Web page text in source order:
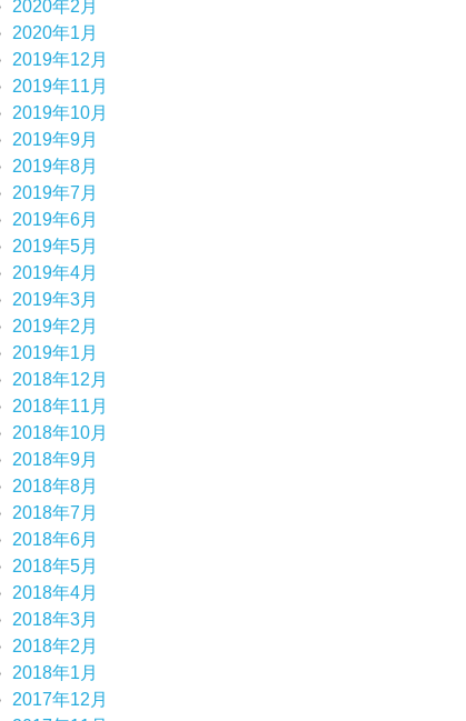
2020年2月
2020年1月
2019年12月
2019年11月
2019年10月
2019年9月
2019年8月
2019年7月
2019年6月
2019年5月
2019年4月
2019年3月
2019年2月
2019年1月
2018年12月
2018年11月
2018年10月
2018年9月
2018年8月
2018年7月
2018年6月
2018年5月
2018年4月
2018年3月
2018年2月
2018年1月
2017年12月